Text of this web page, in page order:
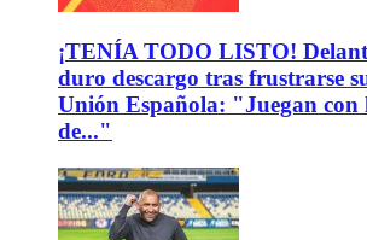
¡TENÍA TODO LISTO!
duro descargo tras frustrarse
Unión Española: "Juegan con
de..."